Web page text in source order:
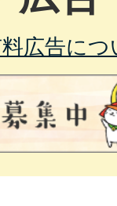
広告につ